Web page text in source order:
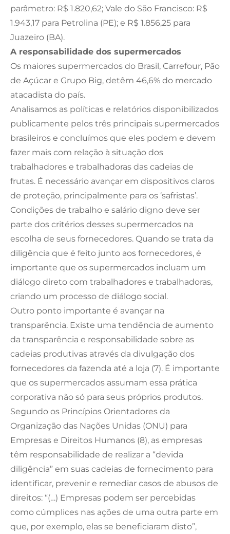
parâmetro: R$ 1.820,62; Vale do São Francisco: R$
1.943,17 para Petrolina (PE); e R$ 1.856,25 para
Juazeiro (BA).
A responsabilidade dos supermercados
Os maiores supermercados do Brasil, Carrefour, Pão
de Açúcar e Grupo Big, detêm 46,6% do mercado
atacadista do país.
Analisamos as políticas e relatórios disponibilizados
publicamente pelos três principais supermercados
brasileiros e concluímos que eles podem e devem
fazer mais com relação à situação dos
trabalhadores e trabalhadoras das cadeias de
frutas. É necessário avançar em dispositivos claros
de proteção, principalmente para os ‘safristas’.
Condições de trabalho e salário digno deve ser
parte dos critérios desses supermercados na
escolha de seus fornecedores. Quando se trata da
diligência que é feito junto aos fornecedores, é
importante que os supermercados incluam um
diálogo direto com trabalhadores e trabalhadoras,
criando um processo de diálogo social.
Outro ponto importante é avançar na
transparência. Existe uma tendência de aumento
da transparência e responsabilidade sobre as
cadeias produtivas através da divulgação dos
fornecedores da fazenda até a loja (7). É importante
que os supermercados assumam essa prática
corporativa não só para seus próprios produtos.
Segundo os Princípios Orientadores da
Organização das Nações Unidas (ONU) para
Empresas e Direitos Humanos (8), as empresas
têm responsabilidade de realizar a “devida
diligência” em suas cadeias de fornecimento para
identificar, prevenir e remediar casos de abusos de
direitos: “(…) Empresas podem ser percebidas
como cúmplices nas ações de uma outra parte em
que, por exemplo, elas se beneficiaram disto”,